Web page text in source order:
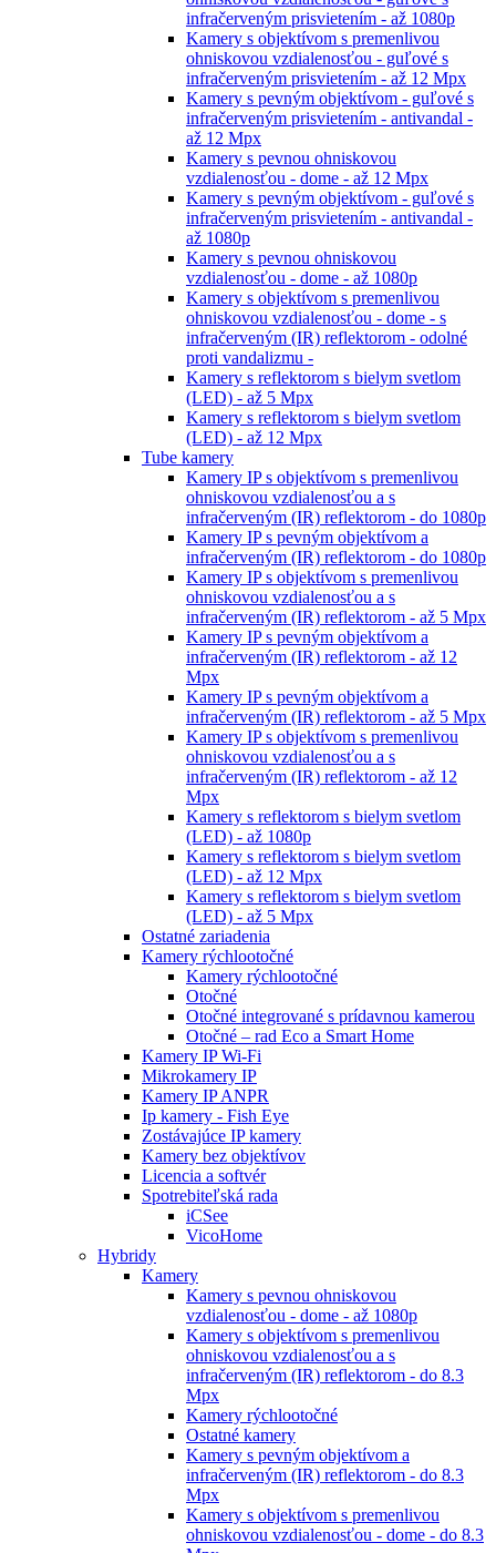
infračerveným prisvietením - až 1080p
Kamery s objektívom s premenlivou
ohniskovou vzdialenosťou - guľové s
infračerveným prisvietením - až 12 Mpx
Kamery s pevným objektívom - guľové s
infračerveným prisvietením - antivandal -
až 12 Mpx
Kamery s pevnou ohniskovou
vzdialenosťou - dome - až 12 Mpx
Kamery s pevným objektívom - guľové s
infračerveným prisvietením - antivandal -
až 1080p
Kamery s pevnou ohniskovou
vzdialenosťou - dome - až 1080p
Kamery s objektívom s premenlivou
ohniskovou vzdialenosťou - dome - s
infračerveným (IR) reflektorom - odolné
proti vandalizmu -
Kamery s reflektorom s bielym svetlom
(LED) - až 5 Mpx
Kamery s reflektorom s bielym svetlom
(LED) - až 12 Mpx
Tube kamery
Kamery IP s objektívom s premenlivou
ohniskovou vzdialenosťou a s
infračerveným (IR) reflektorom - do 1080p
Kamery IP s pevným objektívom a
infračerveným (IR) reflektorom - do 1080p
Kamery IP s objektívom s premenlivou
ohniskovou vzdialenosťou a s
infračerveným (IR) reflektorom - až 5 Mpx
Kamery IP s pevným objektívom a
infračerveným (IR) reflektorom - až 12
Mpx
Kamery IP s pevným objektívom a
infračerveným (IR) reflektorom - až 5 Mpx
Kamery IP s objektívom s premenlivou
ohniskovou vzdialenosťou a s
infračerveným (IR) reflektorom - až 12
Mpx
Kamery s reflektorom s bielym svetlom
(LED) - až 1080p
Kamery s reflektorom s bielym svetlom
(LED) - až 12 Mpx
Kamery s reflektorom s bielym svetlom
(LED) - až 5 Mpx
Ostatné zariadenia
Kamery rýchlootočné
Kamery rýchlootočné
Otočné
Otočné integrované s prídavnou kamerou
Otočné – rad Eco a Smart Home
Kamery IP Wi-Fi
Mikrokamery IP
Kamery IP ANPR
Ip kamery - Fish Eye
Zostávajúce IP kamery
Kamery bez objektívov
Licencia a softvér
Spotrebiteľská rada
iCSee
VicoHome
Hybridy
Kamery
Kamery s pevnou ohniskovou
vzdialenosťou - dome - až 1080p
Kamery s objektívom s premenlivou
ohniskovou vzdialenosťou a s
infračerveným (IR) reflektorom - do 8.3
Mpx
Kamery rýchlootočné
Ostatné kamery
Kamery s pevným objektívom a
infračerveným (IR) reflektorom - do 8.3
Mpx
Kamery s objektívom s premenlivou
ohniskovou vzdialenosťou - dome - do 8.3